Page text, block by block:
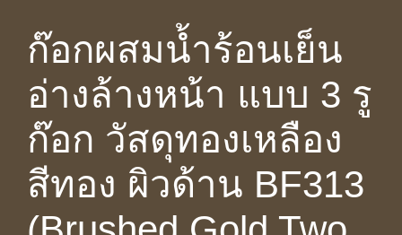
ก๊อกผสมน้ำร้อนเย็น
อ่างล้างหน้า แบบ 3 รู
ก๊อก วัสดุทองเหลือง
สีทอง ผิวด้าน BF313